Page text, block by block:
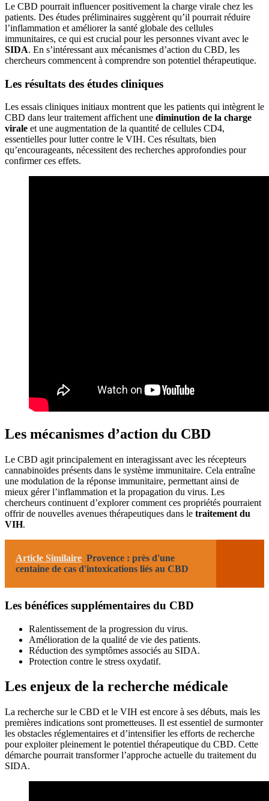
Le CBD pourrait influencer positivement la charge virale chez les
patients. Des études préliminaires suggèrent qu’il pourrait réduire
l’inflammation et améliorer la santé globale des cellules
immunitaires, ce qui est crucial pour les personnes vivant avec le
SIDA. En s’intéressant aux mécanismes d’action du CBD, les
chercheurs commencent à comprendre son potentiel thérapeutique.
Les résultats des études cliniques
Les essais cliniques initiaux montrent que les patients qui intègrent le
CBD dans leur traitement affichent une diminution de la charge
virale et une augmentation de la quantité de cellules CD4,
essentielles pour lutter contre le VIH. Ces résultats, bien
qu’encourageants, nécessitent des recherches approfondies pour
confirmer ces effets.
Les mécanismes d’action du CBD
Le CBD agit principalement en interagissant avec les récepteurs
cannabinoïdes présents dans le système immunitaire. Cela entraîne
une modulation de la réponse immunitaire, permettant ainsi de
mieux gérer l’inflammation et la propagation du virus. Les
chercheurs continuent d’explorer comment ces propriétés pourraient
offrir de nouvelles avenues thérapeutiques dans le traitement du
VIH.
Article Similaire Provence : près d'une
centaine de cas d'intoxications liés au CBD
Les bénéfices supplémentaires du CBD
Ralentissement de la progression du virus.
Amélioration de la qualité de vie des patients.
Réduction des symptômes associés au SIDA.
Protection contre le stress oxydatif.
Les enjeux de la recherche médicale
La recherche sur le CBD et le VIH est encore à ses débuts, mais les
premières indications sont prometteuses. Il est essentiel de surmonter
les obstacles réglementaires et d’intensifier les efforts de recherche
pour exploiter pleinement le potentiel thérapeutique du CBD. Cette
démarche pourrait transformer l’approche actuelle du traitement du
SIDA.